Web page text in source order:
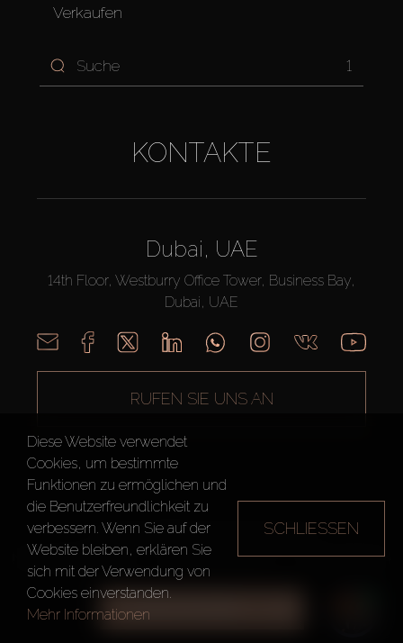
ALLE FILTER
Verkaufen
1
KONTAKTE
Dubai, UAE
14th Floor, Westburry Office Tower, Business Bay,
Dubai, UAE
RUFEN SIE UNS AN
AX CAPITAL ©2026 Alle Rechte vorbehalten
Nutzungsbedingungen
Datenschutzrichtlinie Seitenverzeichnis
Diese Website verwendet
Cookies, um bestimmte
Funktionen zu ermöglichen und
die Benutzerfreundlichkeit zu
verbessern. Wenn Sie auf der
Website bleiben, erklären Sie
sich mit der Verwendung von
Cookies einverstanden.
Mehr Informationen
SCHLIESSEN